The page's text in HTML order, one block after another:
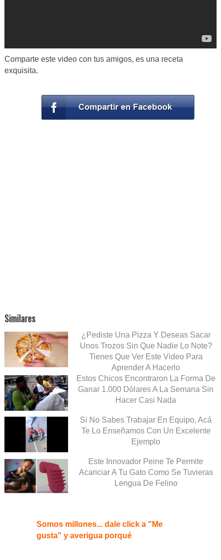
Comparte este video con tus amigos, es una receta
exquisita.
Similares
¿Pediste Una Pizza Y Deseas Sacar
Unos Trozos Sin Que Nadie Lo Note?
Tienes Que Ver Este Video Para
Aprender A Hacerlo
Estos Chicos Encontraron La Forma De
Ganar 1.000 Dólares A La Semana Sin
Hacer Casi Nada
Si No Sabes Trabajar En Equipo, Acá
Te Lo Enseñamos Con Un Excelente
Ejemplo
Este Innovador Peine Te Permite
Acariciar A Tu Gato Como Se Tuvieras
Lengua De Felino
Somos millones... dale click a "Me
gusta" y averigua porqué